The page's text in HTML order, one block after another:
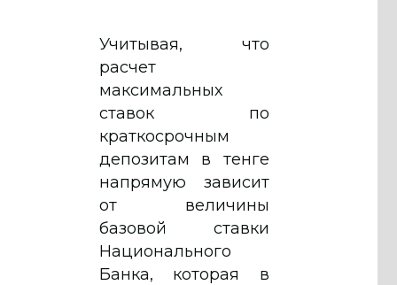
Учитывая, что
расчет
максимальных
ставок по
краткосрочным
депозитам в тенге
напрямую зависит
от величины
базовой ставки
Национального
Банка, которая в